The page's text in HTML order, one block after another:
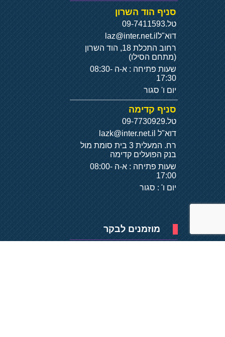
סניף הוד השרון
טל.09-7411593
דוא"ל laz@inter.net.il
רחוב התכלת 18, הוד השרון
(מתחם הסילו)
שעות פתיחה : א-ה 08:30-
17:30
יום ו' סגור
סניף קדימה
טל.09-7730929
דוא"ל
רח. המעלית 3 בית סומת מול
בנק הפועלים קדימה
שעות פתיחה : א-ה 08:00-
17:00
יום ו' : סגור
מוזמנים לבקר